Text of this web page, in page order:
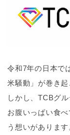
令和7年の日本で
米騒動」が巻き起
しかし、TCBグ
お腹いっぱい食
う想いがありま